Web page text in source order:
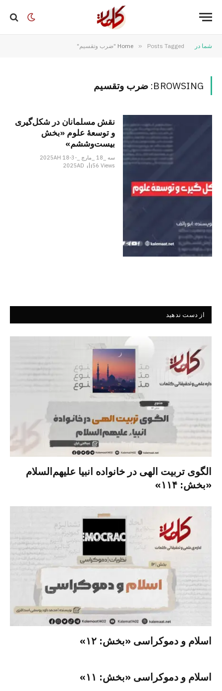
شما در Home » Posts Tagged "ضرب وتقسیم"
BROWSING: ضرب وتقسیم
نقش مسلمانان در شکل‌گیری
و توسعۀ علوم «بخش
بیست‌وششم»
سه _18 _مارچ _2025AH 18-3-
2025AD
56Views
از دست ندهید
الگوی تربیت الهی در خانواده انبیا‌‌ علیهم‌السلام
«بخش: ۱۱۴»
اسلام و دموکراسی «بخش: ۱۲»
اسلام و دموکراسی «بخش: ۱۱»